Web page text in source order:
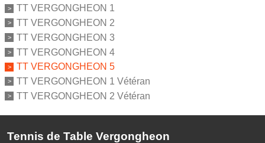
TT VERGONGHEON 1
TT VERGONGHEON 2
TT VERGONGHEON 3
TT VERGONGHEON 4
TT VERGONGHEON 5
TT VERGONGHEON 1 Vétéran
TT VERGONGHEON 2 Vétéran
Tennis de Table Vergongheon